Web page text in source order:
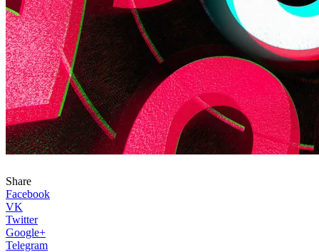
Share
Facebook
VK
Twitter
Google+
Telegram